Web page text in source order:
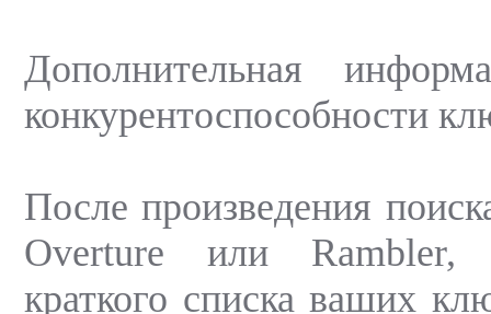
Дополнительная
конкурентоспособности
После произведения
Overture или Rambler,
краткого списка ваших